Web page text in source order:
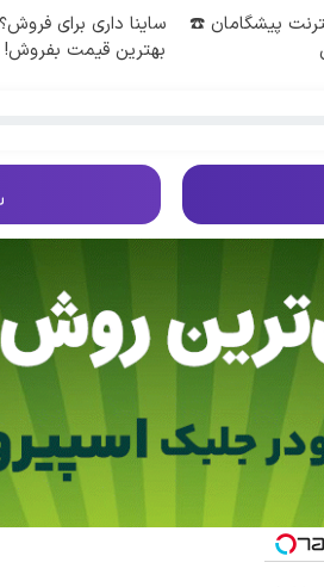
اینترنت پیشگامان ☎️
ساینا داری برای فروش؟
بهترین قیمت بفروش!